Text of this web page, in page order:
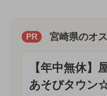
PR 宮崎県のオ
【年中無休】
あそびタウン